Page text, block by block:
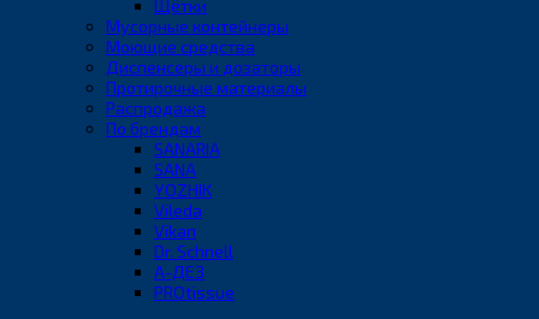
Щётки
Мусорные контейнеры
Моющие средства
Диспенсеры и дозаторы
Протирочные материалы
Распродажа
По брендам
SANARIA
SANA
YOZHIK
Vileda
Vikan
Dr. Schnell
А-ДЕЗ
PROtissue